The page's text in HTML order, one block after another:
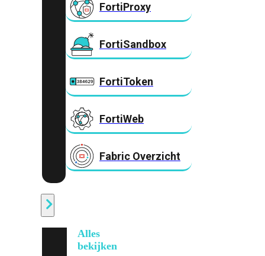
FortiProxy
FortiSandbox
FortiToken
FortiWeb
Fabric Overzicht
Alles
bekijken